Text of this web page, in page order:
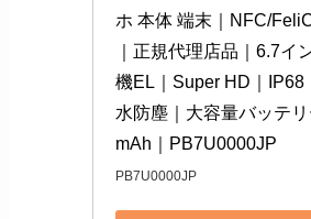
ホ 本体 端末｜NFC/
｜正規代理店品｜6.7イ
機EL｜Super HD｜IP68
水防塵｜大容量バッテ
mAh｜PB7U0000JP
PB7U0000JP